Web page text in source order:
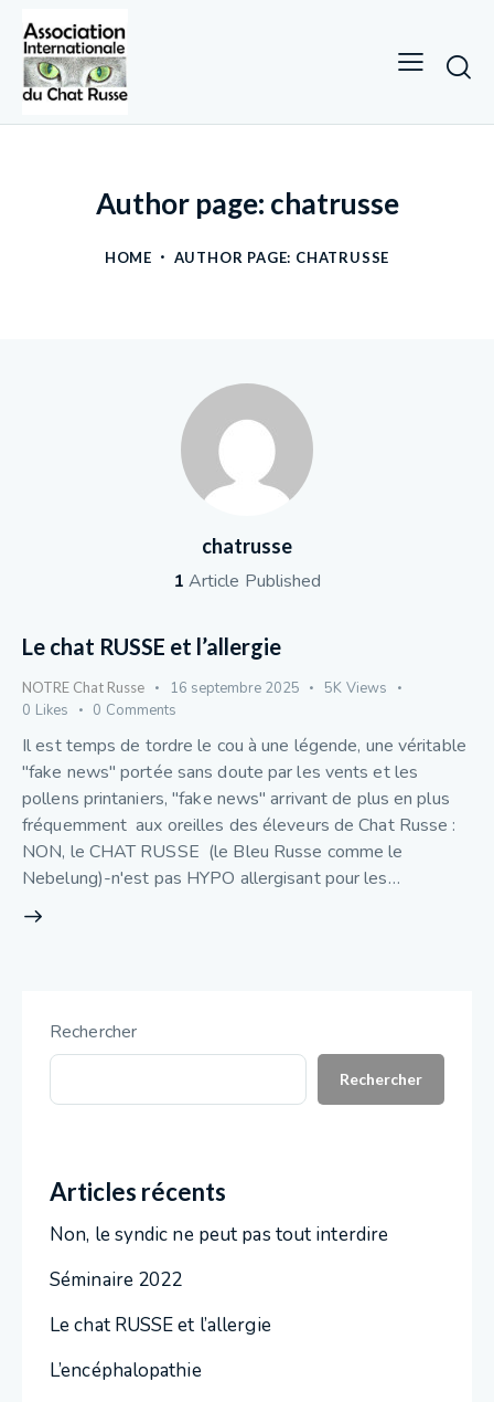
Author page: chatrusse
HOME AUTHOR PAGE: CHATRUSSE
chatrusse
1 Article Published
Le chat RUSSE et l’allergie
NOTRE Chat Russe 16 septembre 2025 5K Views
0 Likes 0 Comments
Il est temps de tordre le cou à une légende, une véritable
"fake news" portée sans doute par les vents et les
pollens printaniers, "fake news" arrivant de plus en plus
fréquemment aux oreilles des éleveurs de Chat Russe :
NON, le CHAT RUSSE (le Bleu Russe comme le
Nebelung)-n'est pas HYPO allergisant pour les…
Rechercher
Rechercher
Articles récents
Non, le syndic ne peut pas tout interdire
Séminaire 2022
Le chat RUSSE et l’allergie
L’encéphalopathie